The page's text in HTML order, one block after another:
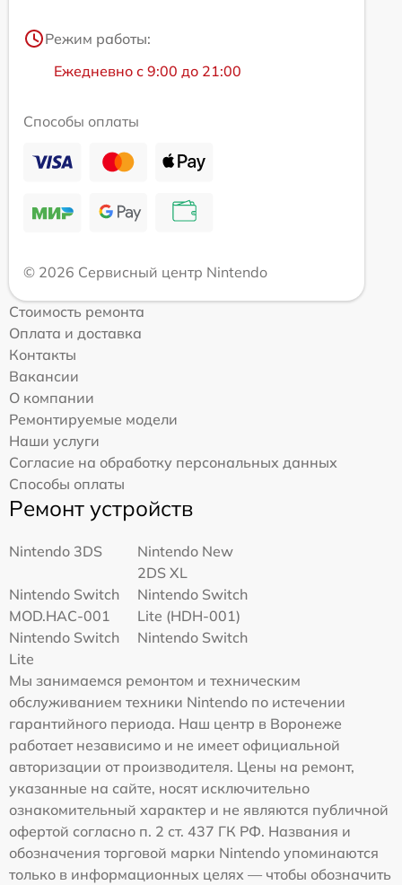
Режим работы:
Ежедневно с 9:00 до 21:00
Способы оплаты
© 2026 Сервисный центр Nintendo
Стоимость ремонта
Оплата и доставка
Контакты
Вакансии
О компании
Ремонтируемые модели
Наши услуги
Согласие на обработку персональных данных
Способы оплаты
Ремонт устройств
Nintendo 3DS
Nintendo New
2DS XL
Nintendo Switch
MOD.HAC-001
Nintendo Switch
Lite (HDH-001)
Nintendo Switch
Lite
Nintendo Switch
Мы занимаемся ремонтом и техническим
обслуживанием техники Nintendo по истечении
гарантийного периода. Наш центр в Воронеже
работает независимо и не имеет официальной
авторизации от производителя. Цены на ремонт,
указанные на сайте, носят исключительно
ознакомительный характер и не являются публичной
офертой согласно п. 2 ст. 437 ГК РФ. Названия и
обозначения торговой марки Nintendo упоминаются
только в информационных целях — чтобы обозначить